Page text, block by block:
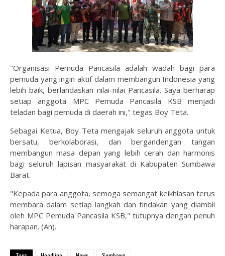
"Organisasi Pemuda Pancasila adalah wadah bagi para
pemuda yang ingin aktif dalam membangun Indonesia yang
lebih baik, berlandaskan nilai-nilai Pancasila. Saya berharap
setiap anggota MPC Pemuda Pancasila KSB menjadi
teladan bagi pemuda di daerah ini," tegas Boy Teta.
Sebagai Ketua, Boy Teta mengajak seluruh anggota untuk
bersatu, berkolaborasi, dan bergandengan tangan
membangun masa depan yang lebih cerah dan harmonis
bagi seluruh lapisan masyarakat di Kabupaten Sumbawa
Barat.
"Kepada para anggota, semoga semangat keikhlasan terus
membara dalam setiap langkah dan tindakan yang diambil
oleh MPC Pemuda Pancasila KSB," tutupnya dengan penuh
harapan. (An).